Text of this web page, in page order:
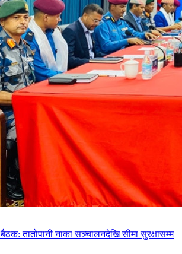
तातोपानी नाका सञ्चालनदेखि सीमा सुरक्षासम्म